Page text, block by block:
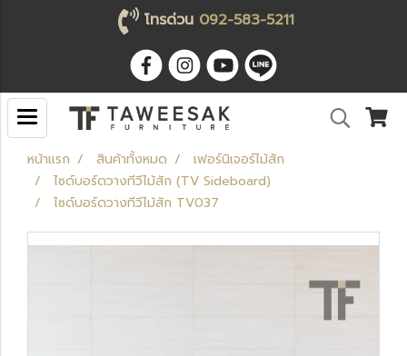
โทรด่วน 092-583-5211
หน้าแรก สินค้าทั้งหมด
เฟอร์นิเจอร์ไม้สัก
ไซด์บอร์ดวางทีวีไม้สัก (TV Sideboard)
ไซด์บอร์ดวางทีวีไม้สัก TV037